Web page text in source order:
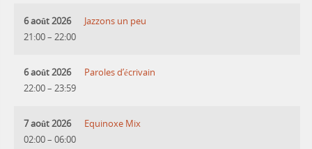
6 août 2026
21:00– 22:00
Jazzons un peu
6 août 2026
22:00– 23:59
Paroles d’écrivain
7 août 2026
02:00– 06:00
Equinoxe Mix